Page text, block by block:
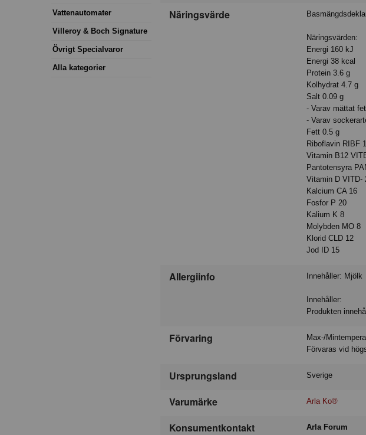
Vattenautomater
Villeroy & Boch Signature
Övrigt Specialvaror
Alla kategorier
Näringsvärde
Näringsvärden:
Energi 160 kJ
Energi 38 kcal
Protein 3.6 g
Kolhydrat 4.7 g
Salt 0.09 g
- Varav mättat
- Varav
Fett 0.5 g
Riboflavin RIBF
Vitamin B12
Pantotensyra
Vitamin D VITD-
Kalcium CA 16
Fosfor P 20
Kalium K 8
Molybden MO 8
Klorid CLD 12
Jod ID 15
Allergiinfo Innehåller: Mjölk
Innehåller:
Produkten
Förvaring
Max-/
Förvaras vid
Ursprungsland Sverige
Varumärke Arla Ko®
Konsumentkontakt
Arla Forum